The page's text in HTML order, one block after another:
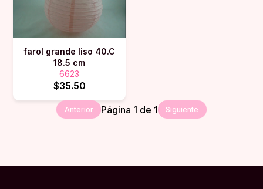
farol grande liso 40.C
18.5 cm
6623
$35.50
Anterior Página 1 de 1 Siguiente